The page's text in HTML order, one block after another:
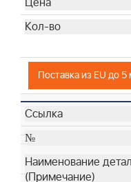
Поставка из EU до